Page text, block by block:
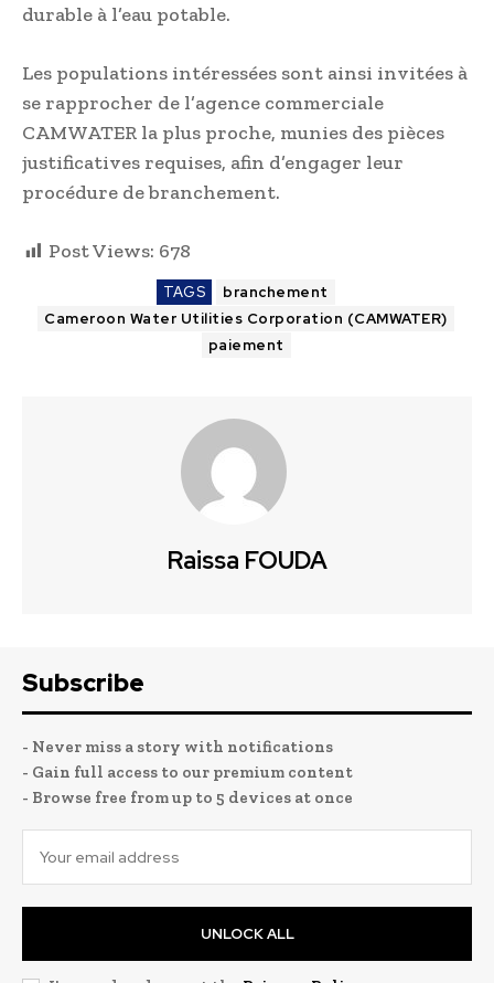
durable à l’eau potable.
Les populations intéressées sont ainsi invitées à
se rapprocher de l’agence commerciale
CAMWATER la plus proche, munies des pièces
justificatives requises, afin d’engager leur
procédure de branchement.
Post Views: 678
TAGS
branchement
Cameroon Water Utilities Corporation (CAMWATER)
paiement
Raissa FOUDA
Subscribe
- Never miss a story with notifications
- Gain full access to our premium content
- Browse free from up to 5 devices at once
UNLOCK ALL